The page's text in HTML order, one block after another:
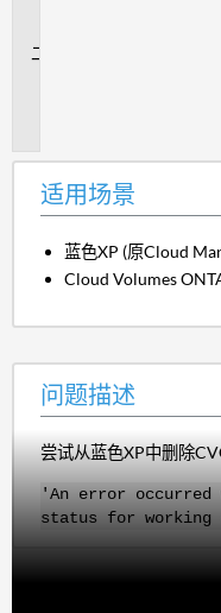
适用场景
蓝色XP (原Cloud
Cloud Volumes
问题描述
尝试从蓝色XP中删除
'An error
status for working